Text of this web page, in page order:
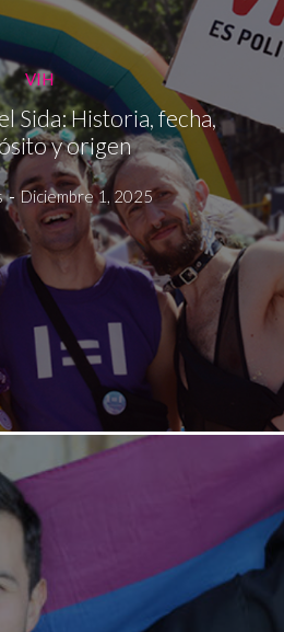
VIH
Sida: Historia, fecha,
y origen
- Diciembre 1, 2025